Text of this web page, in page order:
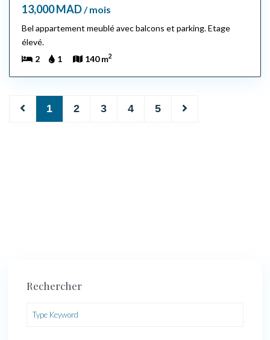
13,000 MAD / mois
Bel appartement meublé avec balcons et parking. Etage
élevé.
2
1 140 m2
1 2 3 4 5
Rechercher